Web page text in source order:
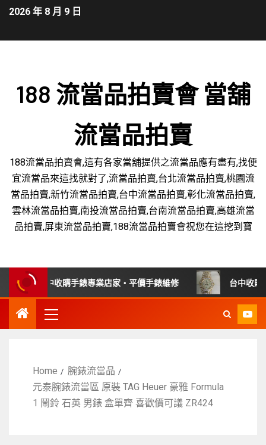
2026 年 8 月 9 日
188 流當品拍賣會 當舖
流當品拍賣
188流當品拍賣會,這有各家當舖提供之流當品應有盡有,找便
宜流當品來這找就對了,流當品拍賣,台北流當品拍賣,桃園流
當品拍賣,新竹流當品拍賣,台中流當品拍賣,彰化流當品拍賣,
雲林流當品拍賣,南投流當品拍賣,台南流當品拍賣,高雄流當
品拍賣,屏東流當品拍賣,188流當品拍賣會祝您在這挖到寶
台中收購手錶專業店家・平價手錶維修 台中收購手錶推
Home
腕錶流當品
元泰腕錶流當區 原裝 TAG Heuer 豪雅 Formula
1 鬧鈴 石英 男錶 盒單齊 喜歡價可議 ZR424